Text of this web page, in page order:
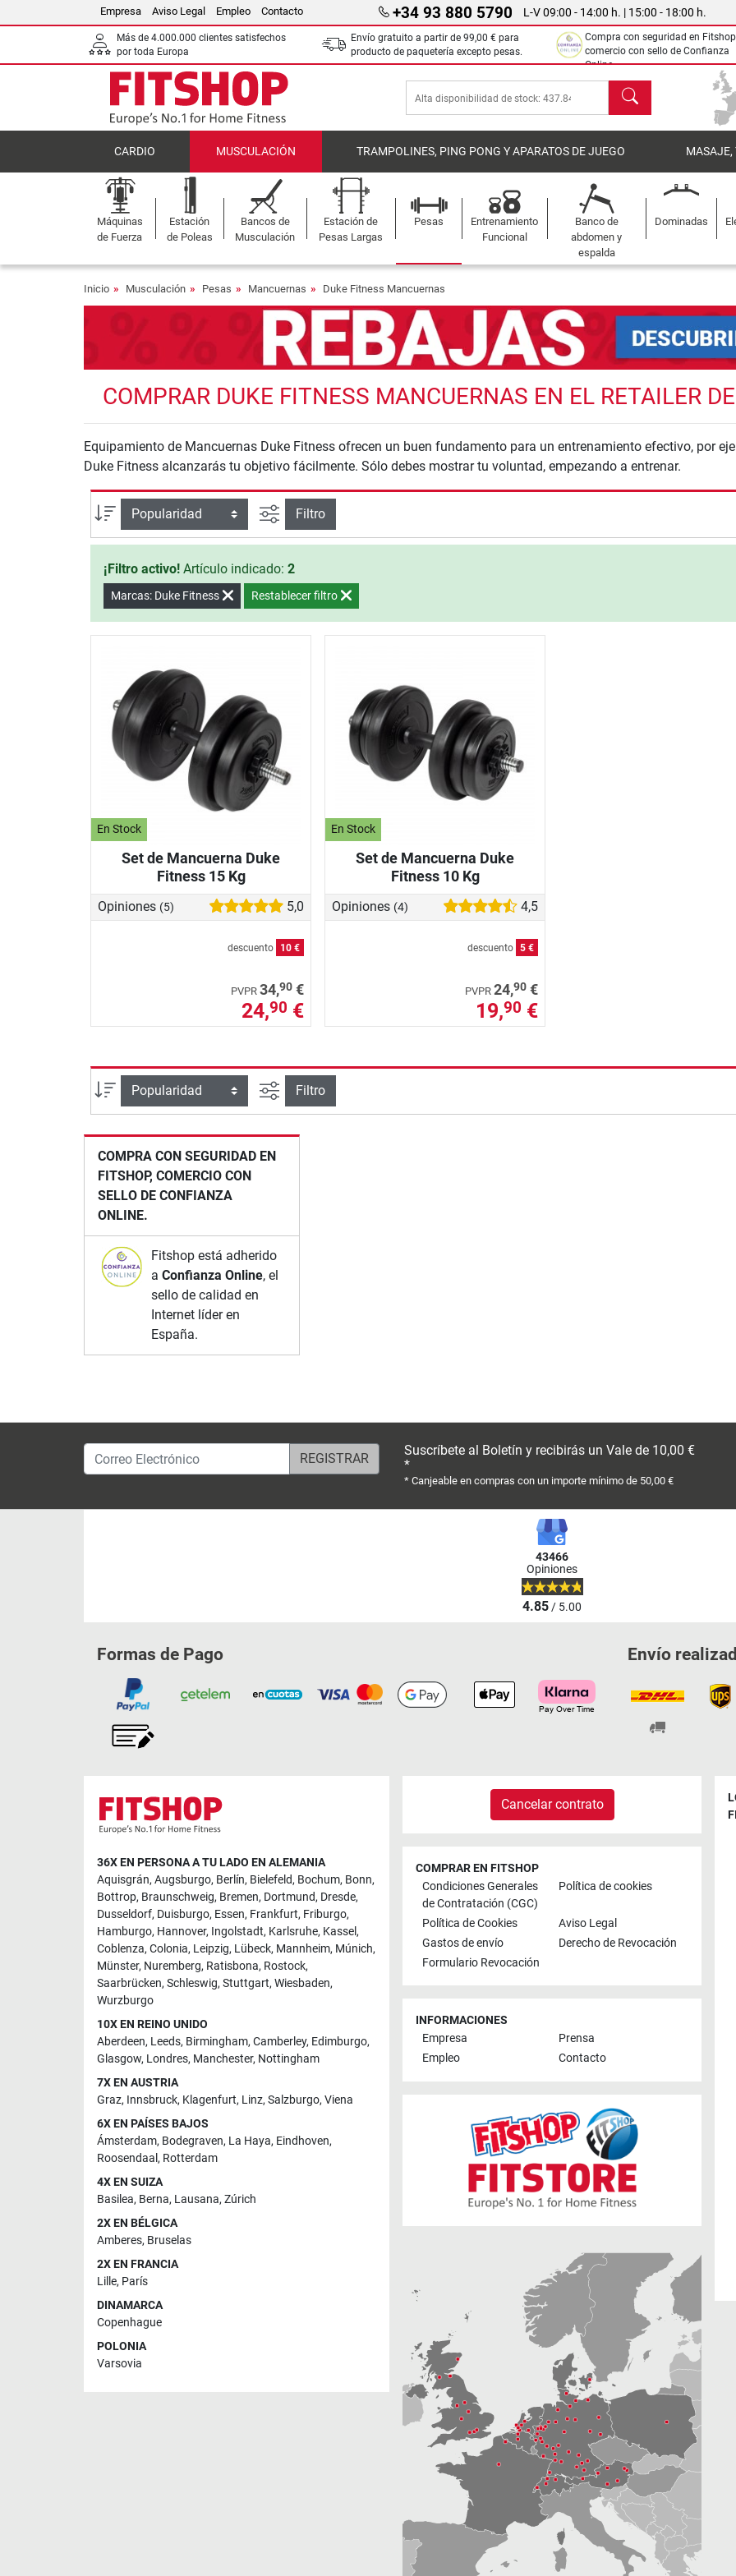
Empresa Aviso Legal Empleo Contacto +34 93 880 5790 L-V 09:00 - 14:00 h. | 15:00 - 18:00 h.
Más de 4.000.000 clientes satisfechos
por toda Europa
Envío gratuito a partir de 99,00 € para
producto de paquetería excepto pesas.
Compra con seguridad en
comercio con sello de Confianza
Online.
Buscar
CARDIO MUSCULACIÓN TRAMPOLINES, PING PONG Y APARATOS DE JUEGO MASAJE,
Máquinas
de Fuerza
Estación
de Poleas
Bancos de
Musculación
Estación de
Pesas Largas
Pesas
Entrenamiento
Funcional
Banco de
abdomen y
espalda
Dominadas
Inicio Musculación Pesas Mancuernas Duke Fitness Mancuernas
COMPRAR DUKE FITNESS MANCUERNAS EN EL RETAILER
Equipamiento de Mancuernas Duke Fitness ofrecen un buen fundamento para un entrenamiento efectivo, por
Duke Fitness alcanzarás tu objetivo fácilmente. Sólo debes mostrar tu voluntad, empezando a entrenar.
Ordenar por Busqueda avanzada
Filtro
¡Filtro activo! Artículo indicado: 2
Marcas: Duke Fitness Restablecer filtro
En Stock
Set de Mancuerna Duke
Fitness 15 Kg
Opiniones (5) 5,0
descuento 10 €
PVPR 34,90 €
24,90 €
En Stock
Set de Mancuerna Duke
Fitness 10 Kg
Opiniones (4) 4,5
descuento 5 €
PVPR 24,90 €
19,90 €
Ordenar por Busqueda avanzada
Filtro
COMPRA CON SEGURIDAD EN
FITSHOP, COMERCIO CON
SELLO DE CONFIANZA
ONLINE.
Fitshop está adherido
aConfianza Online, el
sello de calidad en
Internet líder en
España.
Correo Electrónico
Suscríbete al Boletín y recibirás un Vale de 10,00 €
*
* Canjeable en compras con un importe mínimo de 50,00 €
43466
Opiniones
4.85/ 5.00
Formas de Pago Envío
36X EN PERSONA A TU LADO EN ALEMANIA
Aquisgrán, Augsburgo, Berlín, Bielefeld, Bochum, Bonn,
Bottrop, Braunschweig, Bremen, Dortmund, Dresde,
Dusseldorf, Duisburgo, Essen, Frankfurt, Friburgo,
Hamburgo, Hannover, Ingolstadt, Karlsruhe, Kassel,
Coblenza, Colonia, Leipzig, Lübeck, Mannheim, Múnich,
Münster, Nuremberg, Ratisbona, Rostock,
Saarbrücken, Schleswig, Stuttgart, Wiesbaden,
Wurzburgo
10X EN REINO UNIDO
Aberdeen, Leeds, Birmingham, Camberley, Edimburgo,
Glasgow, Londres, Manchester, Nottingham
7X EN AUSTRIA
Graz, Innsbruck, Klagenfurt, Linz, Salzburgo, Viena
6X EN PAÍSES BAJOS
Ámsterdam, Bodegraven, La Haya, Eindhoven,
Roosendaal , Rotterdam
4X EN SUIZA
Basilea, Berna, Lausana, Zúrich
2X EN BÉLGICA
Amberes, Bruselas
2X EN FRANCIA
Lille, París
DINAMARCA
Copenhague
POLONIA
Varsovia
Cancelar contrato
COMPRAR EN FITSHOP
Condiciones Generales
de Contratación (CGC)
Política de cookies
Política de Cookies
Aviso Legal
Gastos de envío
Derecho de Revocación
Formulario Revocación
INFORMACIONES
Empresa
Prensa
Empleo
Contacto